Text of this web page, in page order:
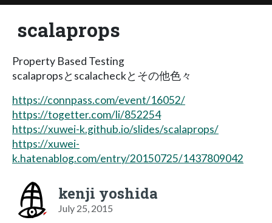
scalaprops
Property Based Testing
scalapropsとscalacheckとその他色々
https://connpass.com/event/16052/
https://togetter.com/li/852254
https://xuwei-k.github.io/slides/scalaprops/
https://xuwei-
k.hatenablog.com/entry/20150725/1437809042
kenji yoshida
July 25, 2015